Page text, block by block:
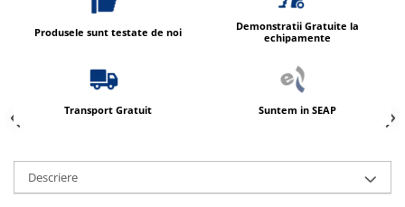
Produse ingrijire personala
Crema de corp
Sapun solid
Consumabile hartie
Acoperitori toaleta
Produsele sunt testate de noi
Demonstratii Gratuite la
echipamente
Transport Gratuit Suntem in SEAP
Descriere